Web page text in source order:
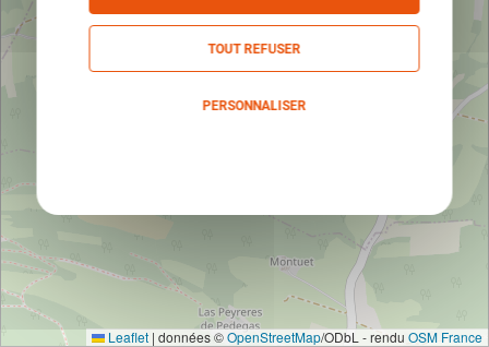
Leaflet | données ©OpenStreetMap/ODbL - rendu OSM France
TOUT REFUSER
PERSONNALISER